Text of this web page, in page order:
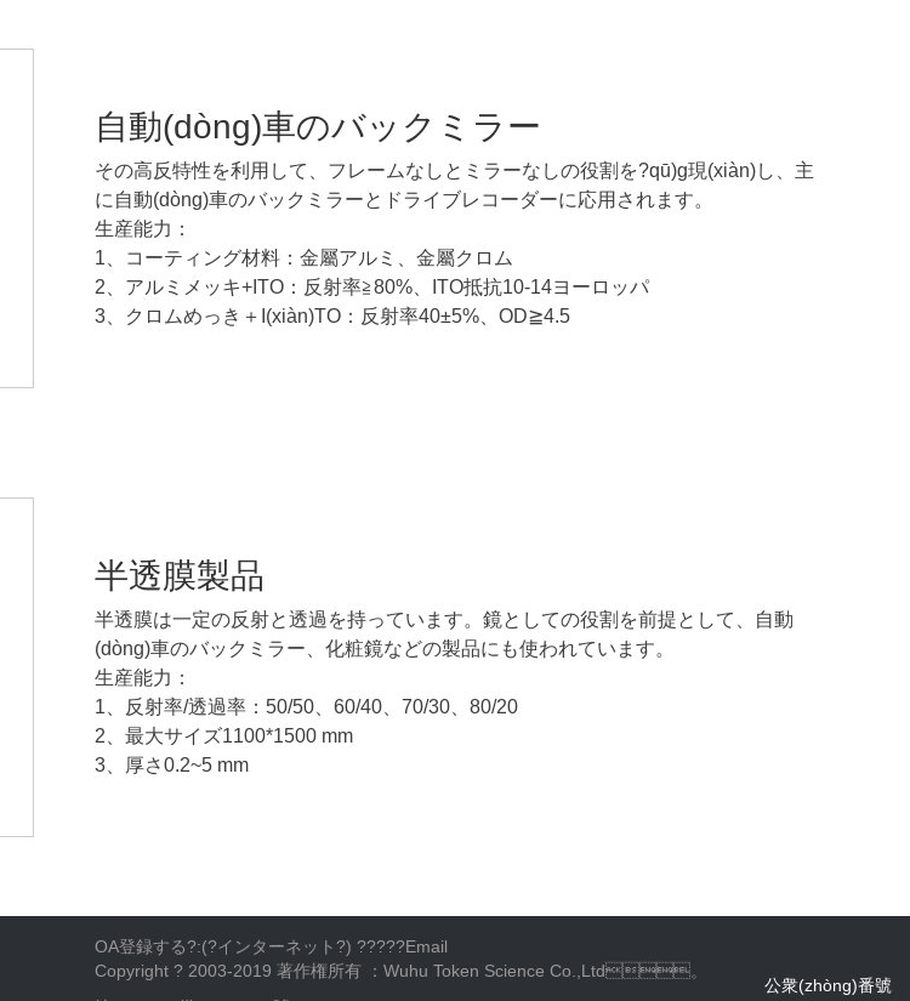
自動(dòng)車のバックミラー
その高反特性を利用して、フレームなしとミラーなしの役割を?qū)g現(xiàn)し、主
に自動(dòng)車のバックミラーとドライブレコーダーに応用されます。
生産能力：
1、コーティング材料：金屬アルミ、金屬クロム
2、アルミメッキ+ITO：反射率≧80%、ITO抵抗10-14ヨーロッパ
3、クロムめっき＋I(xiàn)TO：反射率40±5%、OD≧4.5
半透膜製品
半透膜は一定の反射と透過を持っています。鏡としての役割を前提として、自動
(dòng)車のバックミラー、化粧鏡などの製品にも使われています。
生産能力：
1、反射率/透過率：50/50、60/40、70/30、80/20
2、最大サイズ1100*1500 mm
3、厚さ0.2~5 mm
OA登録する?:(?インターネット?) ?????Email
Copyright ? 2003-2019 著作権所有 ：Wuhu Token Science Co.,Ltd。
公衆(zhòng)番號